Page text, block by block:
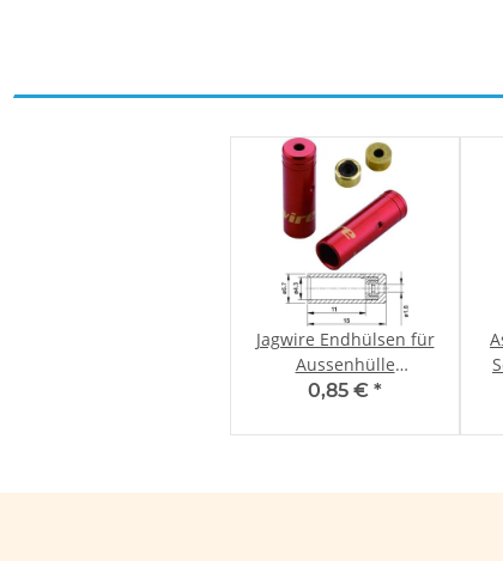
Jagwire Endhülsen für
Aussenhülle
Schalthülle rot 4,5mm
0,85 € *